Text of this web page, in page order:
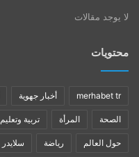
لا يوجد مقالات
محتويات
merhabet tr أخبار جهوية
الصحة المرأة تربية وتعليم
حول العالم رياضة سلايدر